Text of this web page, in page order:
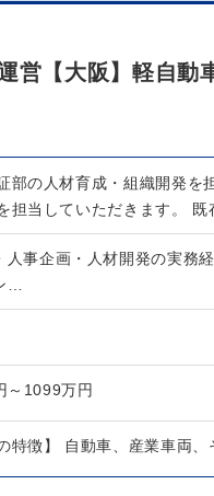
営【大阪】軽自動
部の人材育成・組織開発を
担当していただきます。 既
人事企画・人材開発の実務
…
～1099万円
特徴】 自動車、産業車両